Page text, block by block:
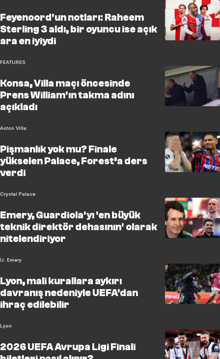
Feyenoord'un notları: Raheem
Sterling 3 aldı, bir oyuncu ise açık
ara en iyiydi
FEATURES
Konsa, Villa maçı öncesinde
Prens William'ın takma adını
açıkladı
Aston Villa
Pişmanlık yok mu? Finale
yükselen Palace, Forest’a ders
verdi
Crystal Palace
Emery, Guardiola'yı 'en büyük
teknik direktör dehasının' olarak
nitelendiriyor
U. Emery
Lyon, mali kurallara aykırı
davranış nedeniyle UEFA'dan
ihraç edilebilir
Lyon
2026 UEFA Avrupa Ligi Finali